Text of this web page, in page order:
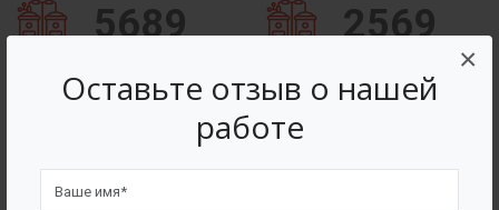
Оставьте отзыв о нашей
работе
×
5689 2569
Счастливых клиентов